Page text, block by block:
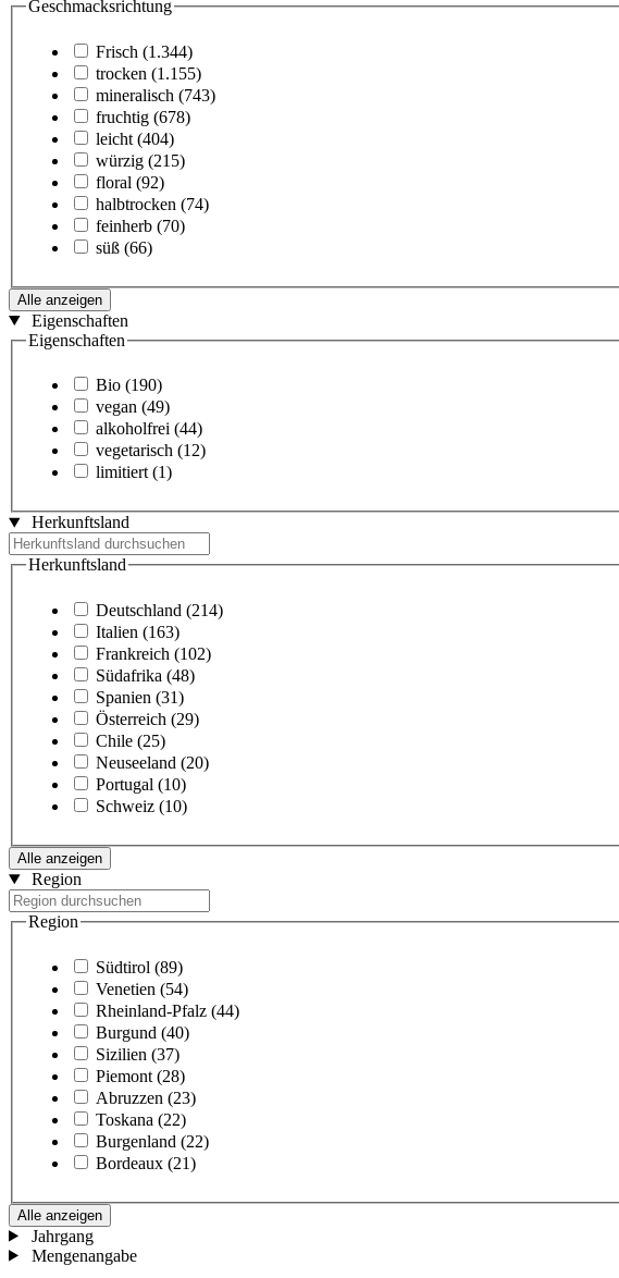
Geschmacksrichtung
Frisch (1.344)
trocken (1.155)
mineralisch (743)
fruchtig (678)
leicht (404)
würzig (215)
floral (92)
halbtrocken (74)
feinherb (70)
süß (66)
Alle anzeigen
Eigenschaften
Eigenschaften
Bio (190)
vegan (49)
alkoholfrei (44)
vegetarisch (12)
limitiert (1)
Herkunftsland
Herkunftsland
Deutschland (214)
Italien (163)
Frankreich (102)
Südafrika (48)
Spanien (31)
Österreich (29)
Chile (25)
Neuseeland (20)
Portugal (10)
Schweiz (10)
Alle anzeigen
Region
Region
Südtirol (89)
Venetien (54)
Rheinland-Pfalz (44)
Burgund (40)
Sizilien (37)
Piemont (28)
Abruzzen (23)
Toskana (22)
Burgenland (22)
Bordeaux (21)
Alle anzeigen
Jahrgang
Mengenangabe